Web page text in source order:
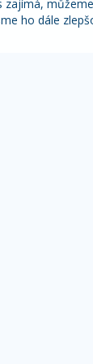
zajímá,
ho dále